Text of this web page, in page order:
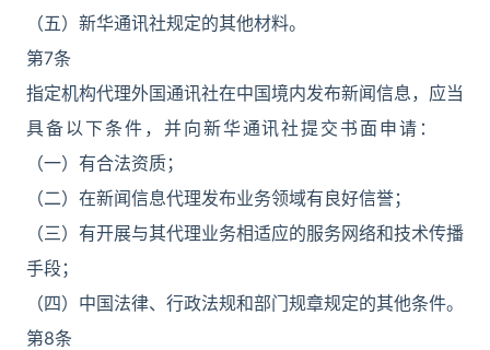
（五）新华通讯社规定的其他材料。
第7条
指定机构代理外国通讯社在中国境内发布新闻信息，应当
具备以下条件，并向新华通讯社提交书面申请：
（一）有合法资质；
（二）在新闻信息代理发布业务领域有良好信誉；
（三）有开展与其代理业务相适应的服务网络和技术传播
手段；
（四）中国法律、行政法规和部门规章规定的其他条件。
第8条